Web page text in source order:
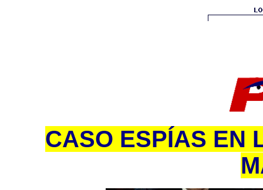
CASO ESPÍAS EN